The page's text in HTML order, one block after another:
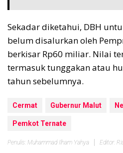
Sekadar diketahui, DBH
belum disalurkan oleh
berkisar Rp60 miliar. Nilai
termasuk tunggakan atau
tahun sebelumnya.
Cermat Gubernur Malut
Pemkot Ternate
Penulis: Muhammad Ilham Yahya Editor: